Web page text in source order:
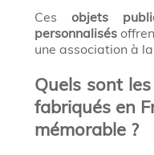
Ces objets
personnalisés
une association à
Quels sont
fabriqués en
mémorable ?